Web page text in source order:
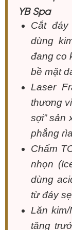
YB Spa
Cắt đáy
dùng
đang co
bề mặt
Laser
thương
sợi” sản
phẳng
Chấm
nhọn
dùng
từ đáy
Lăn
tăng